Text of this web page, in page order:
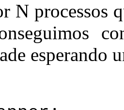
N processos
esperando